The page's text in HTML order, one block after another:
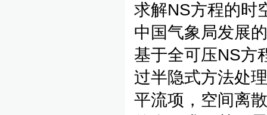
求解NS方程的时
中国气象局发展
基于全可压NS方
过半隐式方法处
平流项，空间离